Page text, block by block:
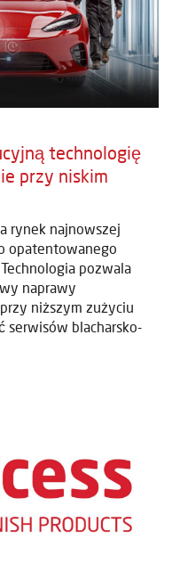
technologię
przy niskim
rynek najnowszej
opatentowanego
pozwala
naprawy
niższym zużyciu
serwisów blacharsko-